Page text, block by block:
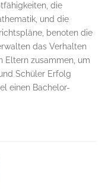
die
und die
benoten die
das Verhalten
Eltern zusammen, um
Schüler Erfolg
einen Bachelor-